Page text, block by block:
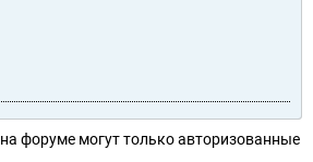
форуме могут только авторизованные